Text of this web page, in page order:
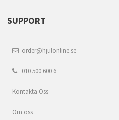
SUPPORT
order@hjulonline.se
010 500 600 6
Kontakta Oss
Om oss